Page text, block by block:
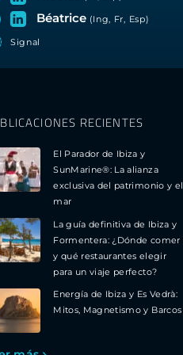
Béatrice (Ing, Fr, Esp)
Signal
RECIENTES
El Parador de Ibiza y
SunMarine®: La alianza
exclusiva del patrimonio y el
mar
La guía definitiva de Ibiza y
Formentera: ¿Dónde comer
y qué restaurantes elegir
para un viaje perfecto?
Energía de Ibiza y Es Vedrà:
Mitos, Magnetismo y Barcos